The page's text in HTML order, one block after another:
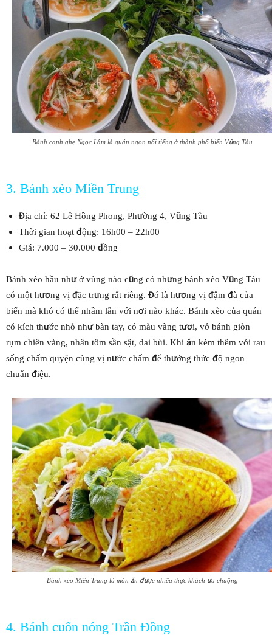
Bánh canh ghẹ Ngọc Lâm là quán ngon nổi tiếng ở thành phố biển Vũng Tàu
3. Bánh xèo Miền Trung
Địa chỉ: 62 Lê Hồng Phong, Phường 4, Vũng Tàu
Thời gian hoạt động: 16h00 – 22h00
Giá: 7.000 – 30.000 đồng
Bánh xèo hầu như ở vùng nào cũng có nhưng bánh xèo Vũng Tàu
có một hương vị đặc trưng rất riêng. Đó là hương vị đậm đà của
biển mà khó có thể nhầm lẫn với nơi nào khác. Bánh xèo của quán
có kích thước nhỏ như bàn tay, có màu vàng tươi, vở bánh giòn
rụm chiên vàng, nhân tôm sần sật, dai bùi. Khi ăn kèm thêm với rau
sống chấm quyện cùng vị nước chấm để thưởng thức độ ngon
chuẩn điệu.
Bánh xèo Miền Trung là món ăn được nhiều thực khách ưa chuộng
4. Bánh cuốn nóng Trần Đồng